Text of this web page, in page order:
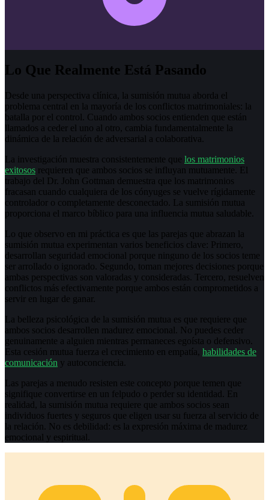
Lo Que Realmente Está Pasando
Desde una perspectiva clínica, la sumisión mutua aborda el
problema central en la mayoría de los conflictos matrimoniales: la
batalla por el control. Cuando ambos socios entienden que están
llamados a ceder el uno al otro, cambia fundamentalmente la
dinámica de la relación de adversarial a colaborativa.
La investigación muestra consistentemente que los matrimonios
exitosos requieren que ambos socios se influyan mutuamente. El
trabajo del Dr. John Gottman demuestra que los matrimonios
fracasan cuando cualquiera de los cónyuges se vuelve rígidamente
controlador o completamente desconectado. La sumisión mutua
proporciona el marco bíblico para una influencia mutua saludable.
Lo que observo en mi práctica es que las parejas que abrazan la
sumisión mutua experimentan varios beneficios clave: Primero,
desarrollan seguridad emocional porque ninguno de los socios teme
ser arrollado o ignorado. Segundo, toman mejores decisiones porque
ambas perspectivas son valoradas y consideradas. Tercero, resuelven
conflictos más efectivamente porque ambos están comprometidos a
servir en lugar de ganar.
La belleza psicológica de la sumisión mutua es que requiere que
ambos socios desarrollen madurez emocional. No puedes ceder
genuinamente a alguien mientras permaneces egoísta o defensivo.
Esta cesión mutua fuerza el crecimiento en empatía, habilidades de
comunicación y autoconciencia.
Las parejas a menudo resisten este concepto porque temen que
signifique convertirse en un felpudo o perder su identidad. En
realidad, la sumisión mutua requiere que ambos socios sean
individuos fuertes y seguros que eligen usar su fuerza al servicio de
la relación. No es debilidad: es la expresión máxima de madurez
emocional y espiritual.